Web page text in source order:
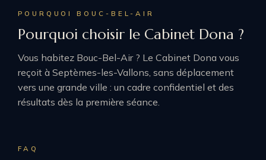
POURQUOI BOUC-BEL-AIR
Pourquoi choisir le Cabinet Dona ?
Vous habitez Bouc-Bel-Air ? Le Cabinet Dona vous
reçoit à Septèmes-les-Vallons, sans déplacement
vers une grande ville : un cadre confidentiel et des
résultats dès la première séance.
FAQ